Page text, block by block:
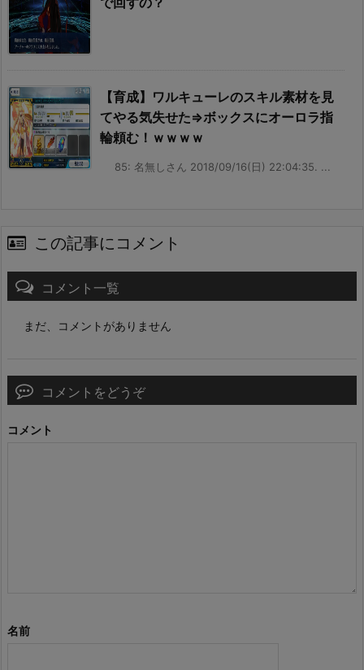
【育成】ワルキューレのスキル素材を見
てやる気失せた⇒ボックスにオーロラ指
輪頼む！ｗｗｗｗ
85: 名無しさん 2018/09/16(日) 22:04:35. ...
この記事にコメント
コメント一覧
まだ、コメントがありません
コメントをどうぞ
コメント
名前